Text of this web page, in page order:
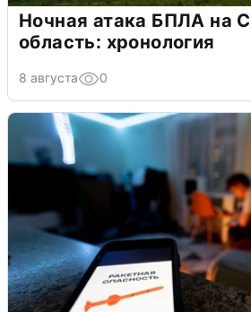
Ночная атака БПЛА на
область: хронология
8 августа 0